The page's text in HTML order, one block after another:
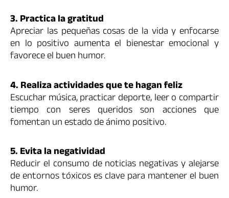
3. Practica la gratitud
Apreciar las pequeñas cosas de la vida y enfocarse
en lo positivo aumenta el bienestar emocional y
favorece el buen humor.
4. Realiza actividades que te hagan feliz
Escuchar música, practicar deporte, leer o compartir
tiempo con seres queridos son acciones que
fomentan un estado de ánimo positivo.
5. Evita la negatividad
Reducir el consumo de noticias negativas y alejarse
de entornos tóxicos es clave para mantener el buen
humor.